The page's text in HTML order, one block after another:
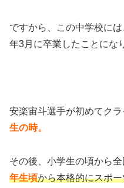
ですから、この中学校に
年3月に卒業したことにな
安楽宙斗選手が初めてク
生の時。
その後、小学生の頃から全
年生頃から本格的にスポ